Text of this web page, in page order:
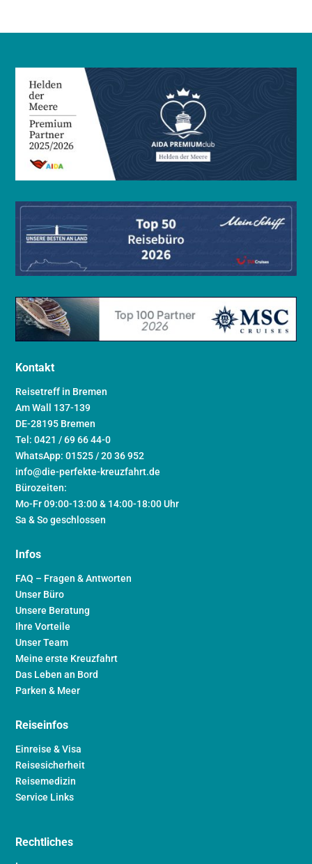
Kontakt
Reisetreff in Bremen
Am Wall 137-139
DE-28195 Bremen
Tel: 0421 / 69 66 44-0
WhatsApp: 01525 / 20 36 952
info@die-perfekte-kreuzfahrt.de
Bürozeiten:
Mo-Fr 09:00-13:00 & 14:00-18:00 Uhr
Sa & So geschlossen
Infos
FAQ – Fragen & Antworten
Unser Büro
Unsere Beratung
Ihre Vorteile
Unser Team
Meine erste Kreuzfahrt
Das Leben an Bord
Parken & Meer
Reiseinfos
Einreise & Visa
Reisesicherheit
Reisemedizin
Service Links
Rechtliches